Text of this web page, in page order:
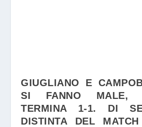
GIUGLIANO E
SI FANNO MALE,
TERMINA 1-1. DI
DISTINTA DEL